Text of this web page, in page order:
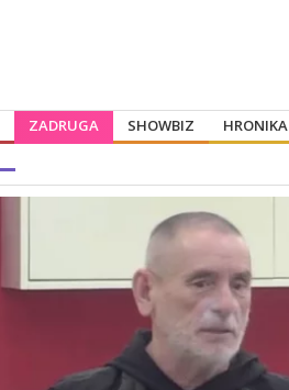
ZADRUGA SHOWBIZ HRONIKA